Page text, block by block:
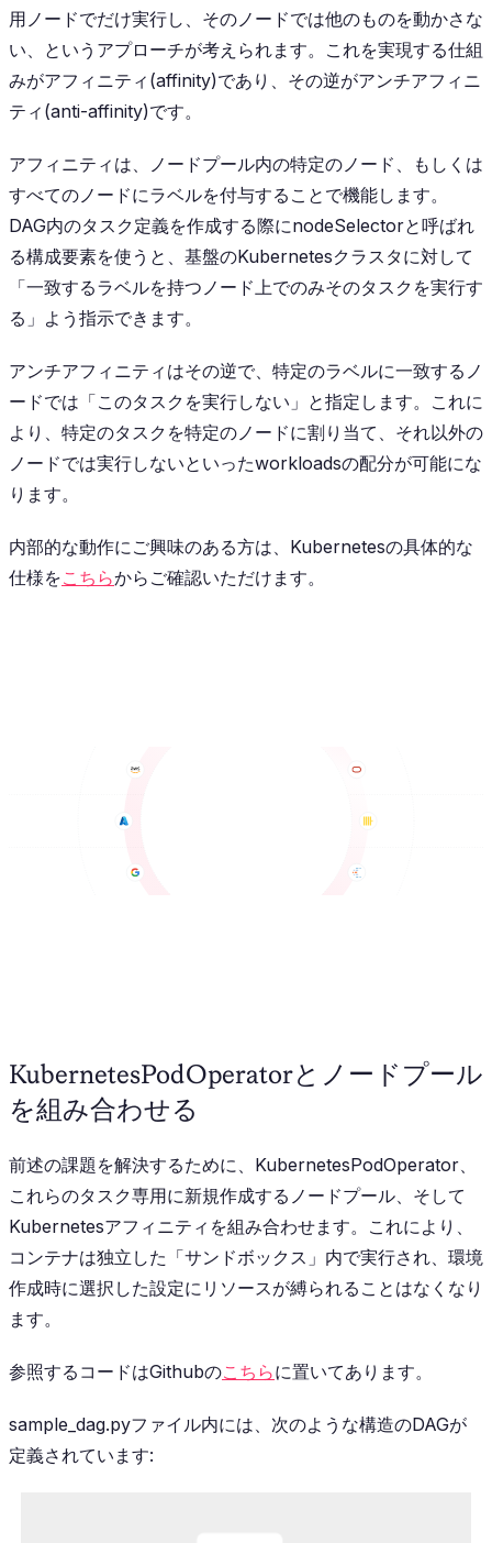
用ノードでだけ実行し、そのノードでは他のものを動かさな
い、というアプローチが考えられます。これを実現する仕組
みがアフィニティ(affinity)であり、その逆がアンチアフィニ
ティ(anti-affinity)です。
アフィニティは、ノードプール内の特定のノード、もしくは
すべてのノードにラベルを付与することで機能します。
DAG内のタスク定義を作成する際にnodeSelectorと呼ばれ
る構成要素を使うと、基盤のKubernetesクラスタに対して
「一致するラベルを持つノード上でのみそのタスクを実行す
る」よう指示できます。
アンチアフィニティはその逆で、特定のラベルに一致するノ
ードでは「このタスクを実行しない」と指定します。これに
より、特定のタスクを特定のノードに割り当て、それ以外の
ノードでは実行しないといったworkloadsの配分が可能にな
ります。
内部的な動作にご興味のある方は、Kubernetesの具体的な
仕様をこちらからご確認いただけます。
KubernetesPodOperatorとノードプール
を組み合わせる
前述の課題を解決するために、 KubernetesPodOperator
これらのタスク専用に新規作成するノードプール、そして
Kubernetesアフィニティを組み合わせます。これにより、
コンテナは独立した「サンドボックス」内で実行され、環境
作成時に選択した設定にリソースが縛られることはなくなり
ます。
参照するコードはGithubのこちらに置いてあります。
sample_dag.pyファイル内には、次のような構造のDAGが
定義されています: